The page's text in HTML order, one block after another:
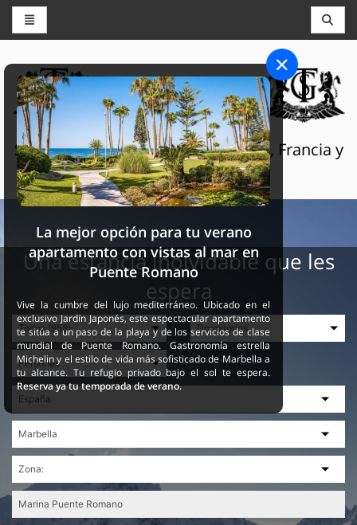
CONSERJERÍA Y RESERVAS
THE GRAND SELECTION
Servicios turísticos de lujo en Suiza, Francia y
España
Una estancia inolvidable que les
espera
La mejor opción para tu verano
apartamento con vistas al mar en
Puente Romano
Vive la cumbre del lujo mediterráneo. Ubicado en el
exclusivo Jardín Japonés, este espectacular apartamento
te sitúa a un paso de la playa y de los servicios de clase
mundial de Puente Romano. Gastronomía estrella
Michelin y el estilo de vida más sofisticado de Marbella a
tu alcance. Tu refugio privado bajo el sol te espera.
Reserva ya tu temporada de verano.